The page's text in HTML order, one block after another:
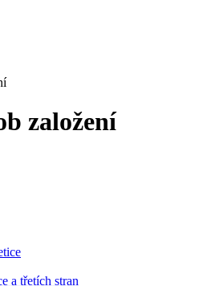
založení
a třetích stran